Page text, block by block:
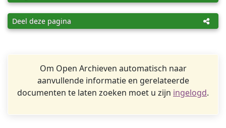
Deel deze pagina
Om Open Archieven automatisch naar
aanvullende informatie en gerelateerde
documenten te laten zoeken moet u zijn ingelogd.